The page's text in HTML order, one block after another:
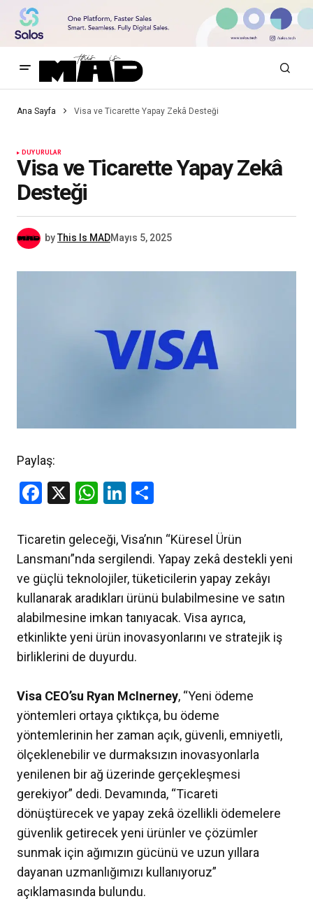
Ana Sayfa Visa ve Ticarette Yapay Zekâ Desteği
DUYURULAR
Visa ve Ticarette Yapay Zekâ
Desteği
byThis Is MADMayıs 5, 2025
Paylaş:
Facebook
X WhatsApp
LinkedIn
Ticaretin geleceği, Visa’nın “Küresel Ürün
Lansmanı”nda sergilendi. Yapay zekâ destekli yeni
ve güçlü teknolojiler, tüketicilerin yapay zekâyı
kullanarak aradıkları ürünü bulabilmesine ve satın
alabilmesine imkan tanıyacak. Visa ayrıca,
etkinlikte yeni ürün inovasyonlarını ve stratejik iş
birliklerini de duyurdu.
Visa CEO’su Ryan McInerney, “Yeni ödeme
yöntemleri ortaya çıktıkça, bu ödeme
yöntemlerinin her zaman açık, güvenli, emniyetli,
ölçeklenebilir ve durmaksızın inovasyonlarla
yenilenen bir ağ üzerinde gerçekleşmesi
gerekiyor” dedi. Devamında, “Ticareti
dönüştürecek ve yapay zekâ özellikli ödemelere
güvenlik getirecek yeni ürünler ve çözümler
sunmak için ağımızın gücünü ve uzun yıllara
dayanan uzmanlığımızı kullanıyoruz”
açıklamasında bulundu.